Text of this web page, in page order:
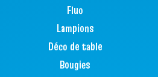
Fluo
Lampions
Déco de table
Bougies